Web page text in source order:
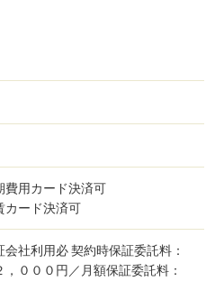
費用カード決済可
カード決済可
会社利用必 契約時保証委託料：
，０００円／月額保証委託料：